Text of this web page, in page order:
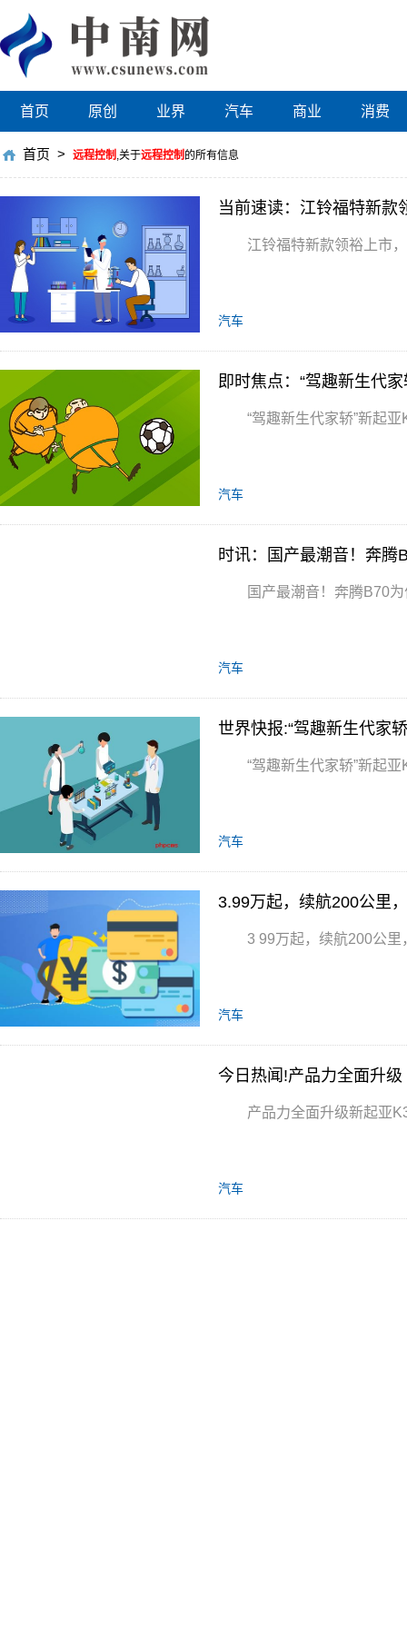
首页 原创 业界 汽车 商业 消费
首页 > 远程控制,关于远程控制的所有信息
江铃福特新款领裕上市
汽车
即时焦点：“驾趣新生代
“驾趣新生代家轿”新起
汽车
时讯：国产最潮音！奔腾
国产最潮音！奔腾B70
汽车
世界快报:“驾趣新生代家
“驾趣新生代家轿”新起
汽车
3.99万起，续航200公里
3 99万起，续航200公
汽车
今日热闻!产品力全面升
产品力全面升级新起亚
汽车